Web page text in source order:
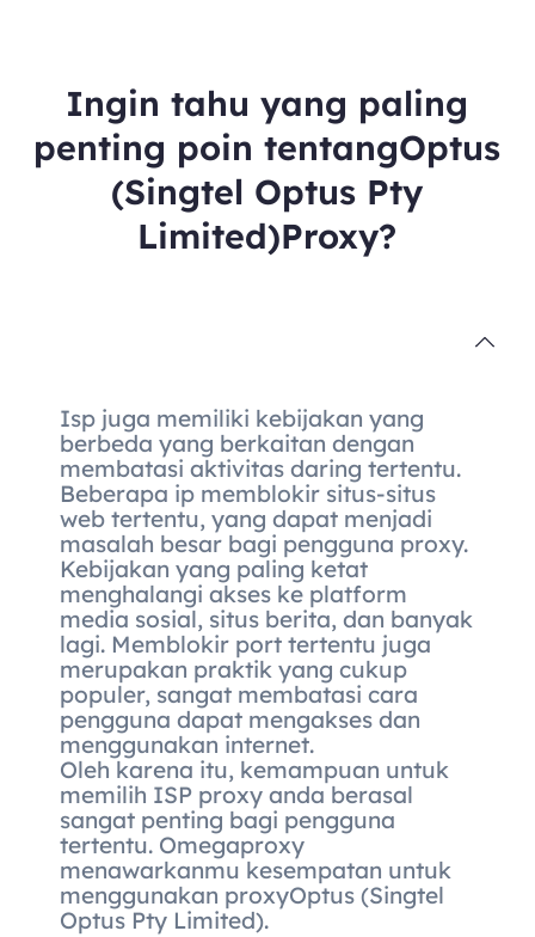
Ingin tahu yang paling
penting poin tentangOptus
(Singtel Optus Pty
Limited)Proxy?
Isp juga memiliki kebijakan yang
berbeda yang berkaitan dengan
membatasi aktivitas daring tertentu.
Beberapa ip memblokir situs-situs
web tertentu, yang dapat menjadi
masalah besar bagi pengguna proxy.
Kebijakan yang paling ketat
menghalangi akses ke platform
media sosial, situs berita, dan banyak
lagi. Memblokir port tertentu juga
merupakan praktik yang cukup
populer, sangat membatasi cara
pengguna dapat mengakses dan
menggunakan internet.
Oleh karena itu, kemampuan untuk
memilih ISP proxy anda berasal
sangat penting bagi pengguna
tertentu. Omegaproxy
menawarkanmu kesempatan untuk
menggunakan proxyOptus (Singtel
Optus Pty Limited).